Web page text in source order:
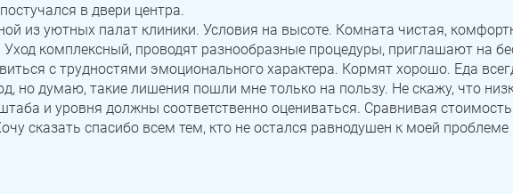
в двери центра.
из уютных палат клиники. Условия на высоте. Комната чистая,
комплексный, проводят разнообразные процедуры, приглашают на
с трудностями эмоционального характера. Кормят хорошо. Еда
но думаю, такие лишения пошли мне только на пользу. Не скажу, что
и уровня должны соответственно оцениваться. Сравнивая
сказать спасибо всем тем, кто не остался равнодушен к моей
Я ознакомлен и принимаюусловия работы сайта
Коркино Кыштым
Сатка Чебаркуль Снежинск
Троицк Озерск Копейск